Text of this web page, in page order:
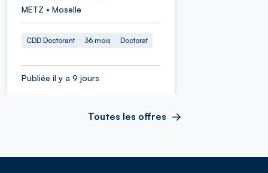
METZ • Moselle
CDD Doctorant 36 mois Doctorat
Publiée il y a 9 jours
Toutes les offres